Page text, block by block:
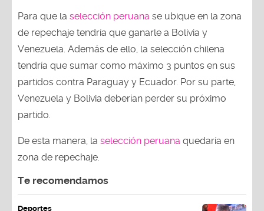
Para que la selección peruana se ubique en la zona
de repechaje tendría que ganarle a Bolivia y
Venezuela. Además de ello, la selección chilena
tendría que sumar como máximo 3 puntos en sus
partidos contra Paraguay y Ecuador. Por su parte,
Venezuela y Bolivia deberían perder su próximo
partido.
De esta manera, la selección peruana quedaría en
zona de repechaje.
Te recomendamos
Deportes